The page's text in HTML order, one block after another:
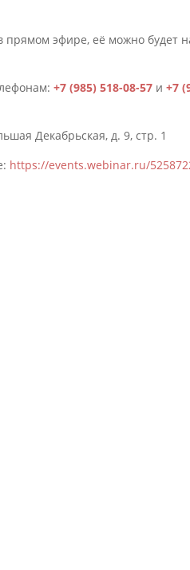
эфире, её можно будет
+7 (985) 518-08-57 и+7
Декабрьская, д. 9, стр. 1
https://events.webinar.ru/